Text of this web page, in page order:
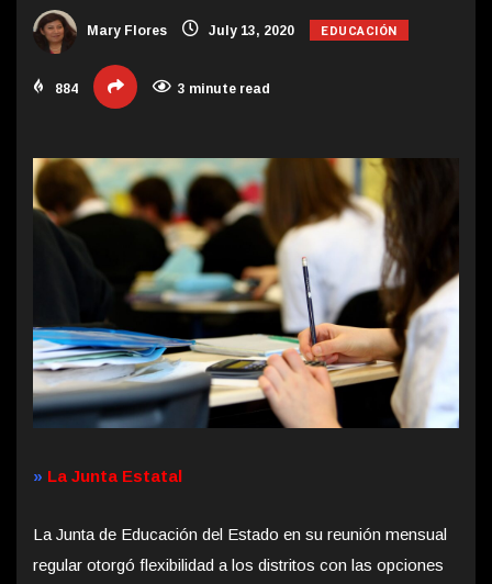
Mary Flores July 13, 2020 EDUCACIÓN
884 3 minute read
» La Junta Estatal
La Junta de Educación del Estado en su reunión mensual
regular otorgó flexibilidad a los distritos con las opciones